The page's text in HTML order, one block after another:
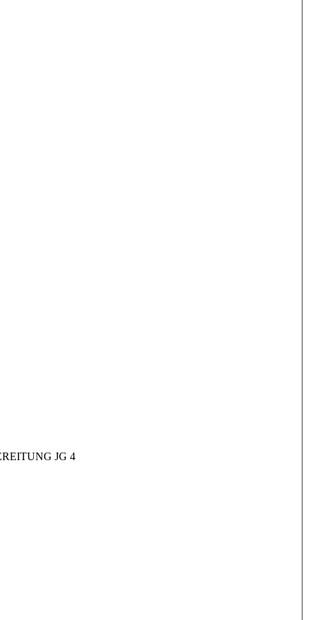
JG 4